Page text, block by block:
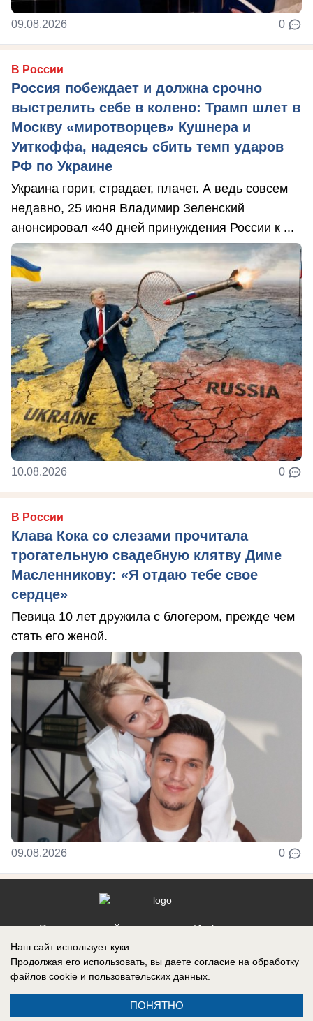
09.08.2026 0
В России
Россия побеждает и должна срочно
выстрелить себе в колено: Трамп шлет в
Москву «миротворцев» Кушнера и
Уиткоффа, надеясь сбить темп ударов
РФ по Украине
Украина горит, страдает, плачет. А ведь совсем
недавно, 25 июня Владимир Зеленский
анонсировал «40 дней принуждения России к ...
10.08.2026 0
В России
Клава Кока со слезами прочитала
трогательную свадебную клятву Диме
Масленникову: «Я отдаю тебе свое
сердце»
Певица 10 лет дружила с блогером, прежде чем
стать его женой.
09.08.2026 0
Реклама на сайте
Контакты
Информация
Наш сайт использует куки.
Продолжая его использовать, вы даете согласие на обработку
файлов cookie и пользовательских данных.
ПОНЯТНО